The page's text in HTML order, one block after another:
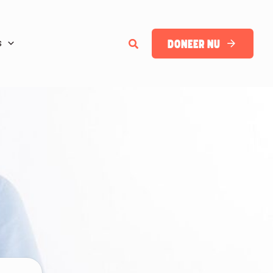
Zoeken Doneer nu